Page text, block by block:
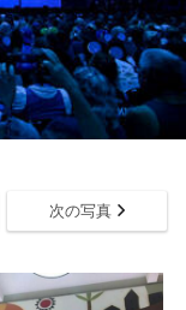
次の写真